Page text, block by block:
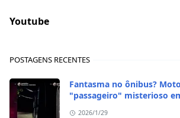
Youtube
POSTAGENS RECENTES
Fantasma no ônibus?
"passageiro" misterioso
2026/1/29